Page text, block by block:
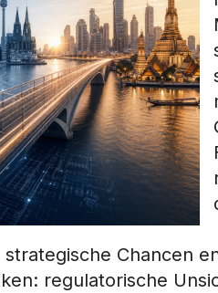
strategische Chancen
regulatorische